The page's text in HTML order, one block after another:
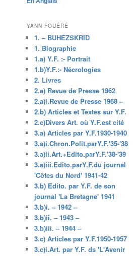
principal
YANN FOUÉRÉ
1. – BUHEZSKRID
1. Biographie
1.a) Y.F. :- Portrait
1.b)Y.F.:- Nécrologies
2. Livres
2.a) Revue de Presse 1962
2.a)i.Revue de Presse 1968 –
2.b) Articles et Textes sur Y.F.
2.c)Divers Art. où Y.F.est cité
3.a) Articles par Y.F.1930-1940
3.a)i.Chron.Polit.parY.F.'35-'38
3.a)ii.Art.+Edito.parY.F.'38-'39
3.a)iii.Edito.parY.F.du journal
'Côtes du Nord' 1941-42
3.b) Edito. par Y.F. de son
journal 'La Bretagne' 1941
3.b)i. – 1942 –
3.b)ii. – 1943 –
3.b)iii. – 1944 –
3.c) Articles par Y.F.1950-1957
3.c)i.Art. par Y.F. ds 'L'Avenir